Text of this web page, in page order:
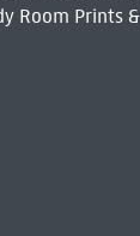
Room Prints